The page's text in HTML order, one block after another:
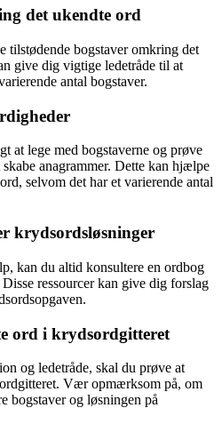
det ukendte ord
tilstødende bogstaver omkring det
give dig vigtige ledetråde til at
antal bogstaver.
at lege med bogstaverne og prøve
anagrammer. Dette kan hjælpe
selvom det har et varierende antal
krydsordsløsninger
kan du altid konsultere en ordbog
ressourcer kan give dig forslag
ord i krydsordgitteret
og ledetråde, skal du prøve at
Vær opmærksom på, om
bogstaver og løsningen på